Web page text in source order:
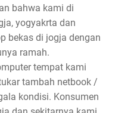
bahwa kami di
yogyakrta dan
bekas di jogja dengan
ramah.
tempat kami
tambah netbook /
kondisi. Konsumen